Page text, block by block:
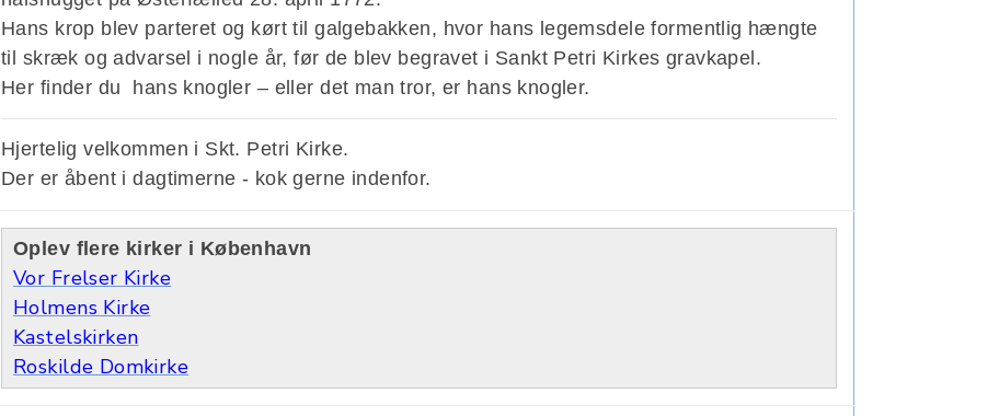
Hans krop blev parteret og kørt til galgebakken, hvor hans legemsdele formentlig hængte
til skræk og advarsel i nogle år, før de blev begravet i Sankt Petri Kirkes gravkapel.
Her finder du hans knogler – eller det man tror, er hans knogler.
Hjertelig velkommen i Skt. Petri Kirke.
Der er åbent i dagtimerne - kok gerne indenfor.
Oplev flere kirker i København
Vor Frelser Kirke
Holmens Kirke
Kastelskirken
Roskilde Domkirke